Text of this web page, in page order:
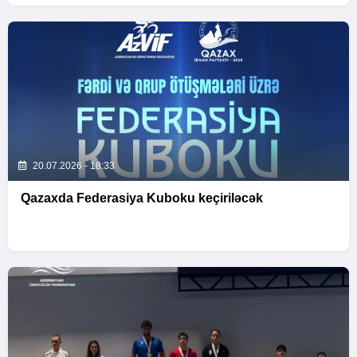
20.07.2026 - 18:33
Qazaxda Federasiya Kuboku keçiriləcək